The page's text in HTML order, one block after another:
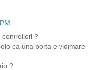
controllori ?
da una porta e vidimare
?